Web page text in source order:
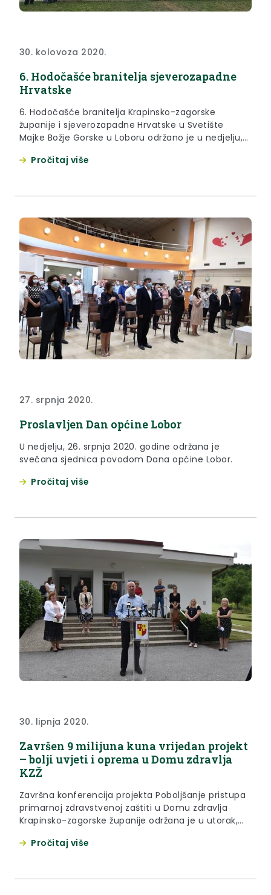
30. kolovoza 2020.
6. Hodočašće branitelja sjeverozapadne
Hrvatske
6. Hodočašće branitelja Krapinsko-zagorske
županije i sjeverozapadne Hrvatske u Svetište
Majke Božje Gorske u Loboru održano je u nedjelju,
Pročitaj više
27. srpnja 2020.
Proslavljen Dan općine Lobor
U nedjelju, 26. srpnja 2020. godine održana je
svečana sjednica povodom Dana općine Lobor.
Pročitaj više
30. lipnja 2020.
Završen 9 milijuna kuna vrijedan projekt
– bolji uvjeti i oprema u Domu zdravlja
KZŽ
Završna konferencija projekta Poboljšanje pristupa
primarnoj zdravstvenoj zaštiti u Domu zdravlja
Krapinsko-zagorske županije održana je u utorak,
zdravlja Krapinsko-zagorske županije u Loboru.
Pročitaj više